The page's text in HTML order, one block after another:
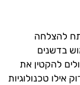
להצלחה
בדשנים
להקטין את
אילו טכנולוגיות